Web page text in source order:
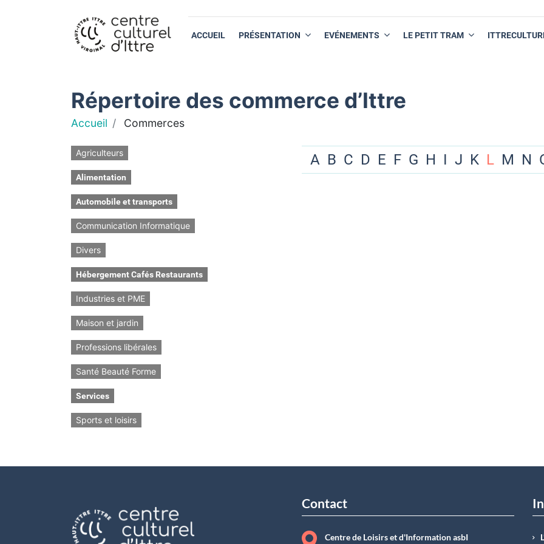
ACCUEIL PRÉSENTATION EVÉNEMENTS LE PETIT TRAM
Répertoire des commerce d’Ittre
Accueil Commerces
Agriculteurs
Alimentation
Automobile et transports
Communication Informatique
Divers
Hébergement Cafés Restaurants
Industries et PME
Maison et jardin
Professions libérales
Santé Beauté Forme
Services
Sports et loisirs
A B C D E F G H I J K L M N
Contact
Centre de Loisirs et d'Information asbI